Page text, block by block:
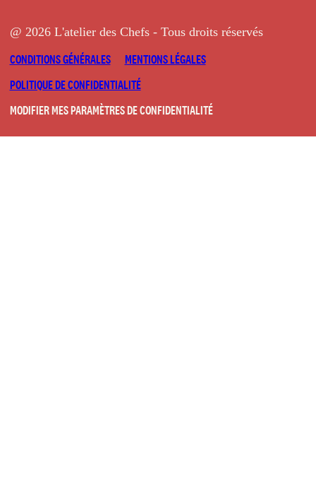
@ 2026 L'atelier des Chefs - Tous droits réservés
CONDITIONS GÉNÉRALES
MENTIONS LÉGALES
POLITIQUE DE CONFIDENTIALITÉ
MODIFIER MES PARAMÈTRES DE CONFIDENTIALITÉ